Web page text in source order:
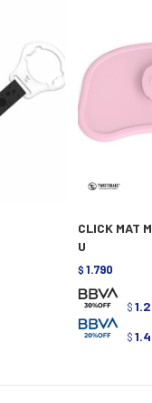
CLICK MAT
U
$ 1.790
$
$